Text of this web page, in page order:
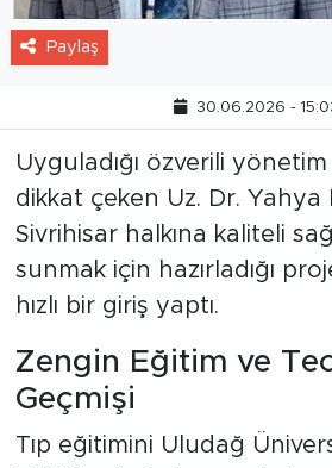
Paylaş
30.06.2026 -
Uyguladığı özverili yönetim
dikkat çeken Uz. Dr. Yahya
Sivrihisar halkına kaliteli
sunmak için hazırladığı
hızlı bir giriş yaptı.
Zengin Eğitim ve
Geçmişi
Tıp eğitimini Uludağ